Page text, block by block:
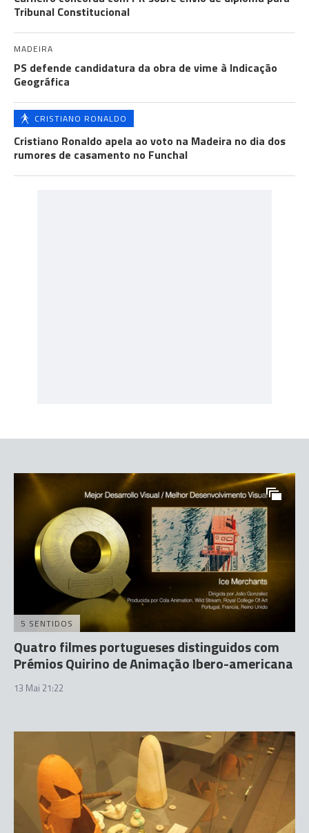
Tribunal Constitucional
MADEIRA
PS defende candidatura da obra de vime à Indicação
Geográfica
CRISTIANO RONALDO
Cristiano Ronaldo apela ao voto na Madeira no dia dos
rumores de casamento no Funchal
5 SENTIDOS
Quatro filmes portugueses distinguidos com
Prémios Quirino de Animação Ibero-americana
13 Mai 21:22